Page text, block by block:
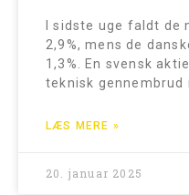
I sidste uge faldt
2,9%, mens de
1,3%. En svensk
teknisk gennembrud
LÆS MERE »
20. januar 2025